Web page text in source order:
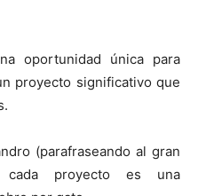
oportunidad única para
proyecto significativo que
(parafraseando al gran
cada proyecto es una